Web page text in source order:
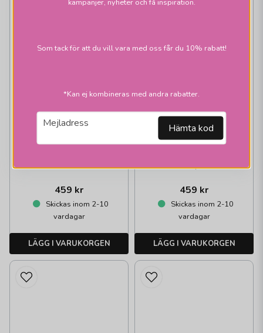
AFFARI OF SWEDEN
Sunny Hängande
Korg H60 Natur
459 kr
Skickas inom 2-10
vardagar
LÄGG I VARUKORGEN
AFFARI OF SWEDEN
Sunny Hängande
Korg H60
Natur/Brun
459 kr
Skickas inom 2-10
vardagar
LÄGG I VARUKORGEN
Som tack för att du vill vara med oss får du 10% rabatt!
*Kan ej kombineras med andra rabatter.
email
Mejladress Hämta kod